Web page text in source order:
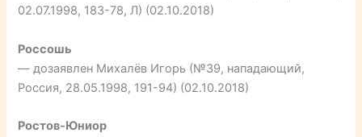
02.07.1998, 183-78, Л) (02.10.2018)
Россошь
— дозаявлен Михалёв Игорь (№39, нападающий,
Россия, 28.05.1998, 191-94) (02.10.2018)
Ростов-Юниор